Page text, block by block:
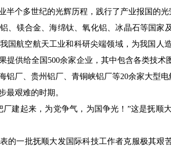
半个多世纪的光辉历程，践行了产业报国的光
、镁合金、海绵钛、氧化铝、冰晶石等国家
国航空航天工业和科研尖端领域，为我国人
提供给全国500余家企业，其中包含各类技
铝厂、贵州铝厂、青铜峡铝厂等20余家大型电
最艰难的时期。
厂建起来，为党争气，为国争光！”这是抚
的一批抚顺大发国际科技工作者克服极其艰